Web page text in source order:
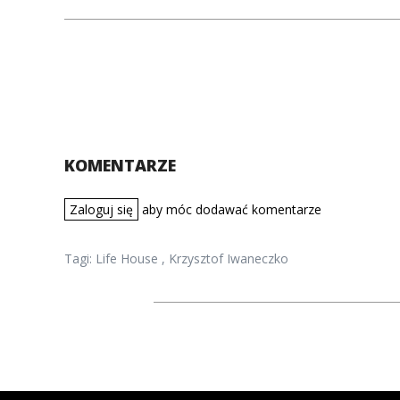
KOMENTARZE
Zaloguj się aby móc dodawać komentarze
Tagi: Life House , Krzysztof Iwaneczko